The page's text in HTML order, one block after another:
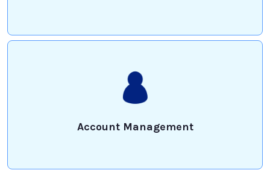
Account Management